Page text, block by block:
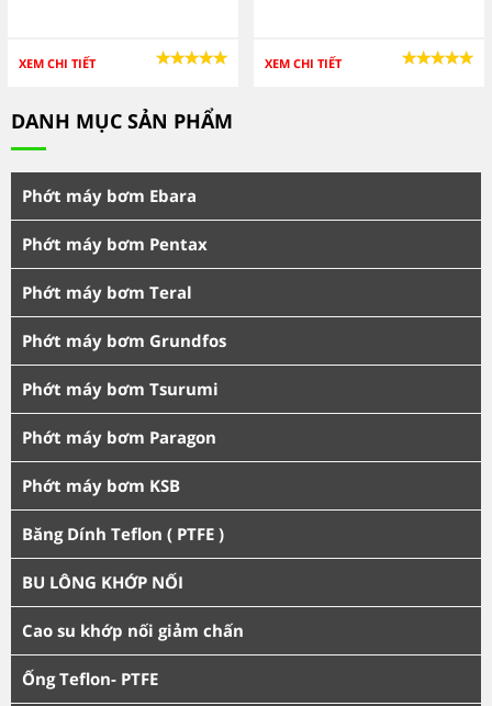
XEM CHI TIẾT XEM CHI TIẾT
DANH MỤC SẢN PHẨM
Phớt máy bơm Ebara
Phớt máy bơm Pentax
Phớt máy bơm Teral
Phớt máy bơm Grundfos
Phớt máy bơm Tsurumi
Phớt máy bơm Paragon
Phớt máy bơm KSB
Băng Dính Teflon ( PTFE )
BU LÔNG KHỚP NỐI
Cao su khớp nối giảm chấn
Ống Teflon- PTFE